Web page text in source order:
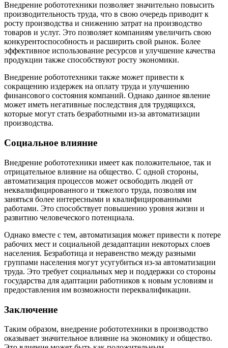
Внедрение робототехники позволяет значительно повысить
производительность труда, что в свою очередь приводит к
росту производства и снижению затрат на производство
товаров и услуг. Это позволяет компаниям увеличить свою
конкурентоспособность и расширить свой рынок. Более
эффективное использование ресурсов и улучшение качества
продукции также способствуют росту экономики.
Внедрение робототехники также может привести к
сокращению издержек на оплату труда и улучшению
финансового состояния компаний. Однако данное явление
может иметь негативные последствия для трудящихся,
которые могут стать безработными из-за автоматизации
производства.
Социальное влияние
Внедрение робототехники имеет как положительное, так и
отрицательное влияние на общество. С одной стороны,
автоматизация процессов может освободить людей от
неквалифицированного и тяжелого труда, позволяя им
заняться более интересными и квалифицированными
работами. Это способствует повышению уровня жизни и
развитию человеческого потенциала.
Однако вместе с тем, автоматизация может привести к потере
рабочих мест и социальной дезадаптации некоторых слоев
населения. Безработица и неравенство между разными
группами населения могут усугубиться из-за автоматизации
труда. Это требует социальных мер и поддержки со стороны
государства для адаптации работников к новым условиям и
предоставления им возможности переквалификации.
Заключение
Таким образом, внедрение робототехники в производство
оказывает значительное влияние на экономику и общество.